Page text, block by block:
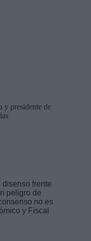
y presidente de
frente
peligro de
no es
y Fiscal